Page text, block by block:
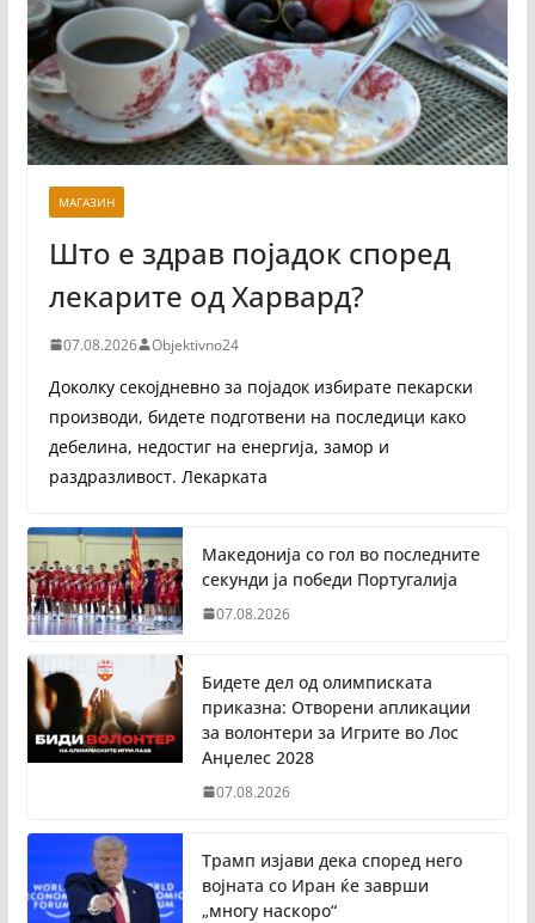
МАГАЗИН
Што е здрав појадок според
лекарите од Харвард?
07.08.2026 Objektivno24
Доколку секојдневно за појадок избирате пекарски
производи, бидете подготвени на последици како
дебелина, недостиг на енергија, замор и
раздразливост. Лекарката
Македонија со гол во последните
секунди ја победи Португалија
07.08.2026
Бидете дел од олимписката
приказна: Отворени апликации
за волонтери за Игрите во Лос
Анџелес 2028
07.08.2026
Трамп изјави дека според него
војната со Иран ќе заврши
„многу наскоро“